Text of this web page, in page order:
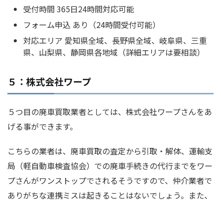
受付時間 365日24時間対応可能
フォーム申込 あり（24時間受付可能）
対応エリア 愛知県全域、長野県全域、岐阜県、三重
県、山梨県、静岡県各地域（詳細エリアは要相談）
５：株式会社ワープ
５つ目の廃車買取業者としては、株式会社ワープさんをあ
げる事ができます。
こちらの業者は、廃車買取の査定から引取・解体、運輸支
局（軽自動車検査協会）での廃車手続きの代行までをワー
プさんがワンストップでされるそうですので、仲介業者で
ありがちな連携ミスは起きることはないでしょう。また、